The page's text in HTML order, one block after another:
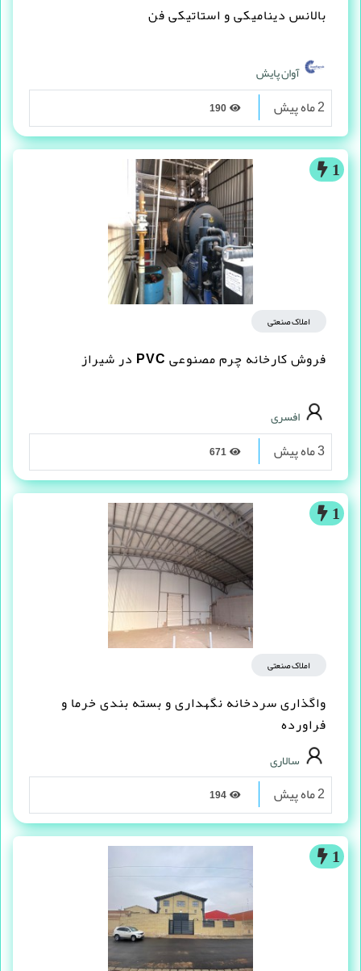
بالانس دینامیکی و استاتیکی فن
آوان پایش
2 ماه پیش
1
املاک صنعتی
فروش کارخانه چرم مصنوعى PVC در شیراز
افسری
3 ماه پیش
1
املاک صنعتی
واگذاری سردخانه نگهداری و بسته بندی خرما و
فراورده
سالاری
2 ماه پیش
1